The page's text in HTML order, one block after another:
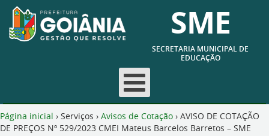
SME
SECRETARIA MUNICIPAL DE
EDUCAÇÃO
Página inicial › Serviços › Avisos de Cotação › AVISO DE COTAÇÃO
DE PREÇOS Nº 529/2023 CMEI Mateus Barcelos Barretos – SME